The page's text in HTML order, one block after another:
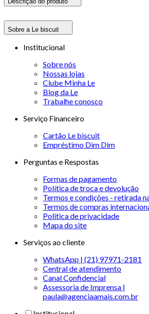
Sobre a Le biscuit
Institucional
Sobre nós
Nossas lojas
Clube Minha Le
Blog da Le
Trabalhe conosco
Serviço Financeiro
Cartão Le biscuit
Empréstimo Dim Dim
Perguntas e Respostas
Formas de pagamento
Política de troca e devolução
Termos e condições - retirada
Termos de compras
Politica de privacidade
Mapa do site
Serviços ao cliente
WhatsApp | (21) 97971-2181
Central de atendimento
Canal Confidencial
Assessoria de Imprensa |
paula@agenciaamais.com.br